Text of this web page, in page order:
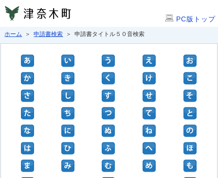
PC版トップ
ホーム ＞申請書検索 ＞ 申請書タイトル５０音検索